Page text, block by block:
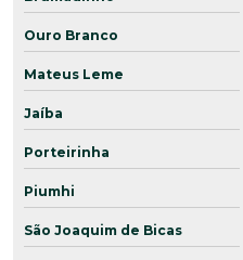
Ouro Branco
Mateus Leme
Jaíba
Porteirinha
Piumhi
São Joaquim de Bicas